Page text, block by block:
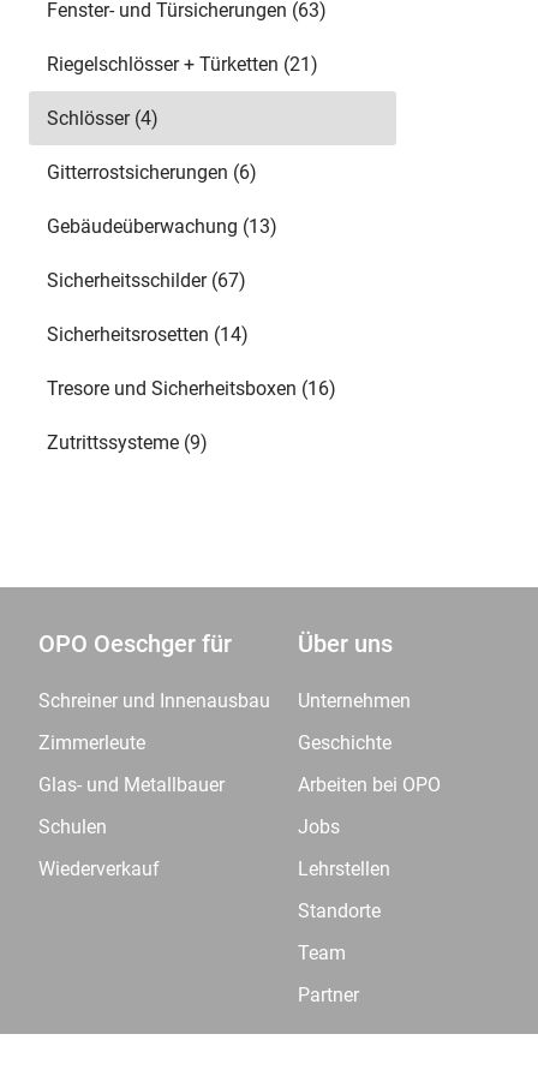
Fenster- und Türsicherungen (63)
Riegelschlösser + Türketten (21)
Schlösser (4)
Gitterrostsicherungen (6)
Gebäudeüberwachung (13)
Sicherheitsschilder (67)
Sicherheitsrosetten (14)
Tresore und Sicherheitsboxen (16)
Zutrittssysteme (9)
OPO Oeschger für
Schreiner und Innenausbau
Zimmerleute
Glas- und Metallbauer
Schulen
Wiederverkauf
Über uns
Unternehmen
Geschichte
Arbeiten bei OPO
Jobs
Lehrstellen
Standorte
Team
Partner